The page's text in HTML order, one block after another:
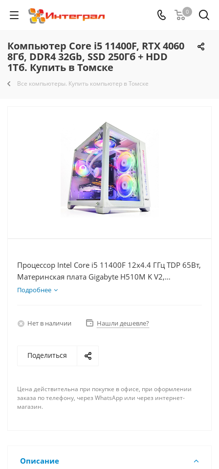
0
Компьютер Core i5 11400F, RTX 4060
8Гб, DDR4 32Gb, SSD 250Гб + HDD
1Тб. Купить в Томске
Все компьютеры. Купить компьютер в Томске
Процессор Intel Core i5 11400F 12x4.4 ГГц TDP 65Вт,
Материнская плата Gigabyte H510M K V2,
Видеокарта RTX 4060 8Гб, Память DDR4 32Gb,
Подробнее
Нет в наличии Нашли дешевле?
Поделиться
Цена действительна при покупке в офисе, при оформлении
заказа по телефону, через WhatsApp или через интернет-
магазин.
Описание